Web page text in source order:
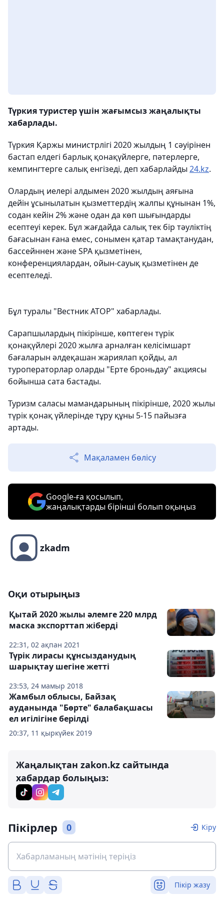
Түркия туристер үшін жағымсыз жаңалықты
хабарлады.
Түркия Қаржы министрлігі 2020 жылдың 1 сәуірінен
бастап елдегі барлық қонақүйлерге, пәтерлерге,
кемпингтерге салық енгізеді, деп хабарлайды 24.kz.
Олардың иелері алдымен 2020 жылдың аяғына
дейін ұсынылатын қызметтердің жалпы құнынан 1%,
содан кейін 2% және одан да көп шығындарды
есептеуі керек. Бұл жағдайда салық тек бір тәуліктің
бағасынан ғана емес, сонымен қатар тамақтанудан,
бассейннен және SPA қызметінен,
конференциялардан, ойын-сауық қызметінен де
есептеледі.
Бұл туралы "Вестник АТОР" хабарлады.
Сарапшылардың пікірінше, көптеген түрік
қонақүйлері 2020 жылға арналған келісімшарт
бағаларын әлдеқашан жариялап қойды, ал
туроператорлар оларды "Ерте броньдау" акциясы
бойынша сата бастады.
Туризм саласы мамандарының пікірінше, 2020 жылы
түрік қонақ үйлерінде тұру құны 5-15 пайызға
артады.
Мақаламен бөлісу
Google-ға қосылып,
жаңалықтарды бірінші болып оқыңыз
zkadm
Оқи отырыңыз
22:31, 02 ақпан 2021
Қытай 2020 жылы әлемге 220 млрд
маска экспорттап жіберді
23:53, 24 мамыр 2018
Түрік лирасы құнсызданудың
шарықтау шегіне жетті
20:37, 11 қыркүйек 2019
Жамбыл облысы, Байзақ
ауданында "Бөрте" балабақшасы
ел игілігіне берілді
Жаңалықтан zakon.kz сайтында
хабардар болыңыз:
Пікірлер 0 Кіру
Пікір жазу